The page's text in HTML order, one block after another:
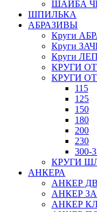
ШАЙБА
ШПИЛЬКА
АБРАЗИВЫ
Круги
Круги
Круги
КРУГИ
КРУГИ
115
125
150
180
200
230
300-
КРУГИ
АНКЕРА
АНКЕР
АНКЕР
АНКЕР